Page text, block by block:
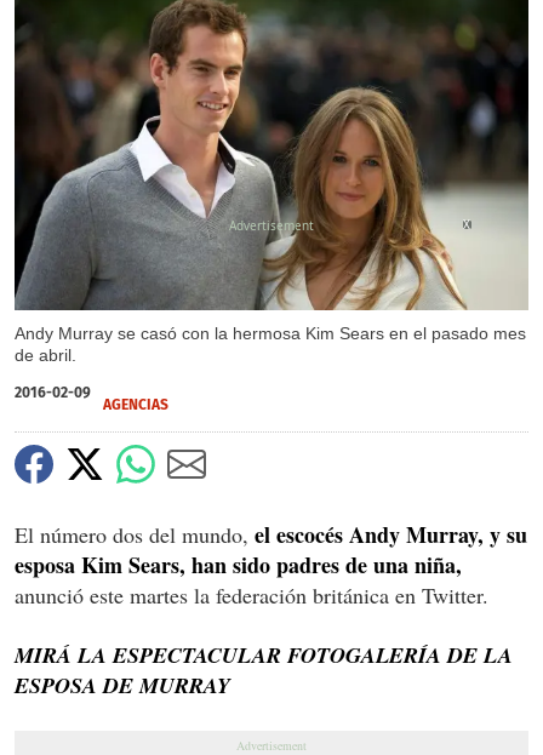
Andy Murray se casó con la hermosa Kim Sears en el pasado mes
de abril.
X
2016-02-09
AGENCIAS
El número dos del mundo, el escocés Andy Murray, y su
esposa Kim Sears, han sido padres de una niña,
anunció este martes la federación británica en Twitter.
MIRÁ LA ESPECTACULAR FOTOGALERÍA DE LA
ESPOSA DE MURRAY